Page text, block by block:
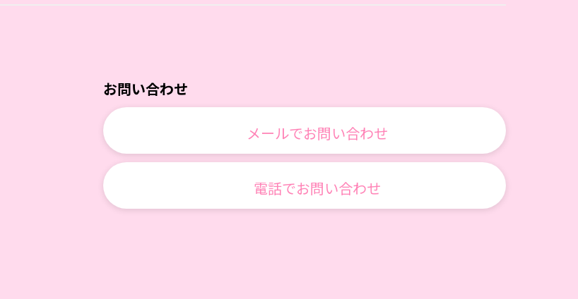
お問い合わせ
メールでお問い合わせ
電話でお問い合わせ